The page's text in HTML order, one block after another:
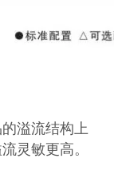
溢流结构上
灵敏更高。